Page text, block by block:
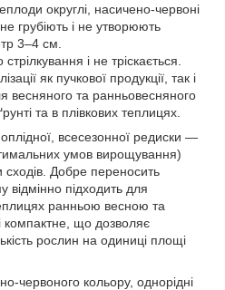
округлі, насичено-червоні
грубіють і не утворюють
3–4 см.
і не тріскається.
як пучкової продукції, так і
весняного та ранньовесняного
та в плівкових теплицях.
всесезонної редиски —
умов вирощування)
сходів. Добре переносить
підходить для
ранньою весною та
компактне, що дозволяє
рослин на одиниці площі
червоного кольору, однорідні